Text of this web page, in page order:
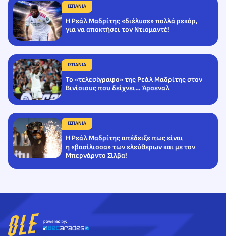
ΙΣΠΑΝΙΑ
Η Ρεάλ Μαδρίτης «διέλυσε» πολλά ρεκόρ,
για να αποκτήσει τον Ντιομαντέ!
ΙΣΠΑΝΙΑ
Το «τελεσίγραφο» της Ρεάλ Μαδρίτης στον
Βινίσιους που δείχνει… Άρσεναλ
ΙΣΠΑΝΙΑ
Η Ρεάλ Μαδρίτης απέδειξε πως είναι
η «βασίλισσα» των ελεύθερων και με τον
Μπερνάρντο Σίλβα!